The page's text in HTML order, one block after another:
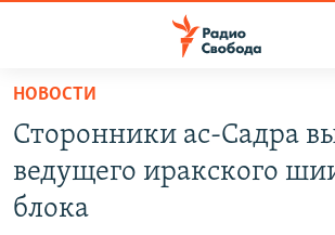
упрощенного
доступа
основному
ПОДКАСТЫ
АВТОРСКИЕ ПРОЕКТЫ
НОВОСТИ
Сторонники ас-Садра
ведущего иракского
блока